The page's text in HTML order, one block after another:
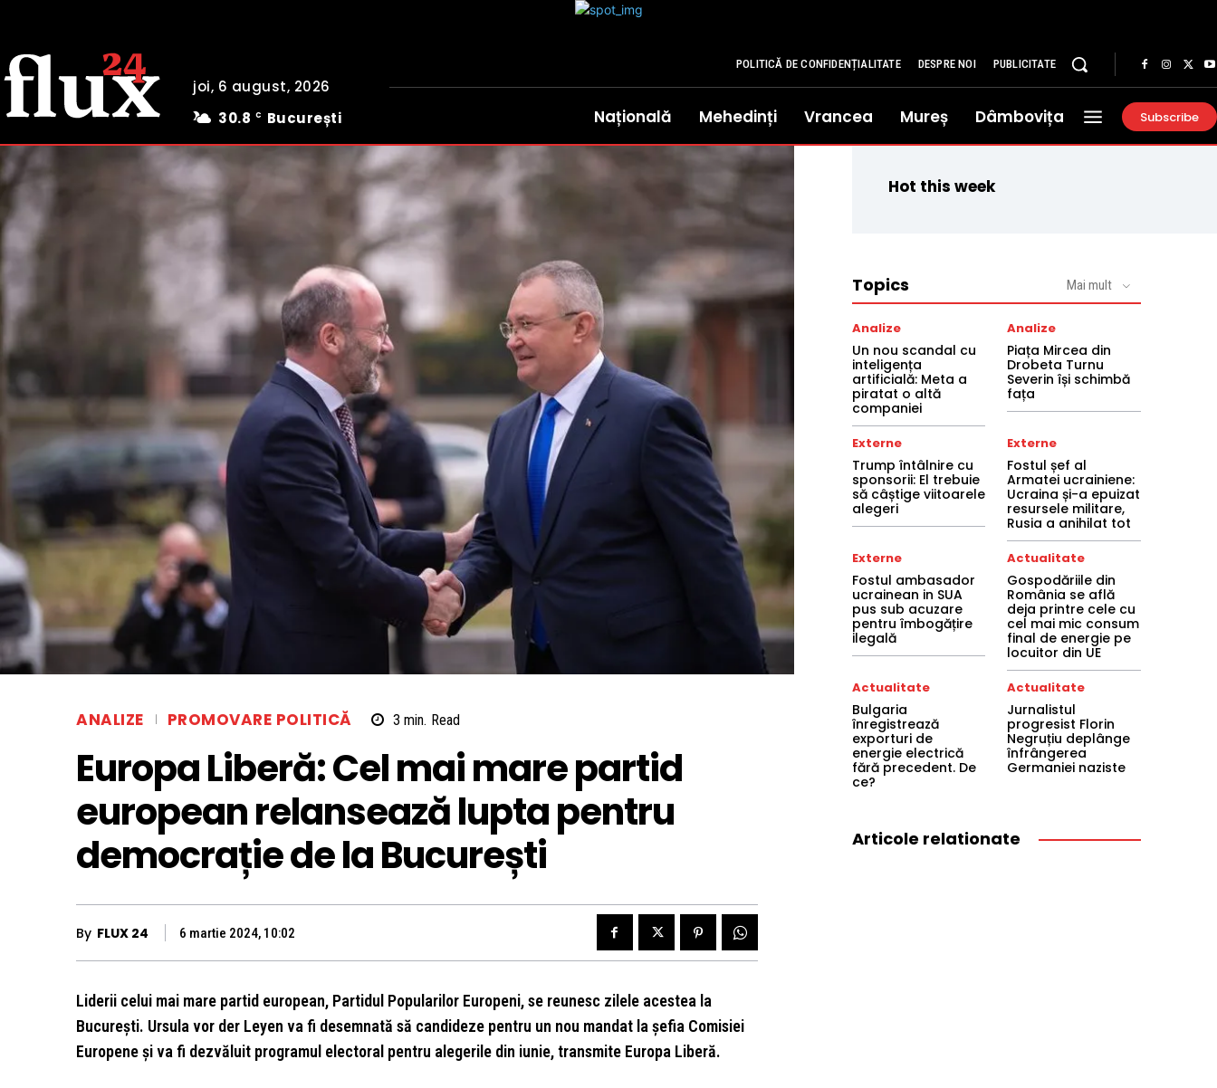
joi, 6 august, 2026
30.8 C București
POLITICĂ DE CONFIDENȚIALITATE DESPRE NOI PUBLICITATE
Națională Mehedinți Vrancea Mureș Dâmbovița Subscribe
ANALIZE PROMOVARE POLITICĂ 3 min. Read
Europa Liberă: Cel mai mare partid
european relansează lupta pentru
democrație de la București
By FLUX 24 6 martie 2024, 10:02
Liderii celui mai mare partid european, Partidul Popularilor Europeni, se reunesc zilele acestea la
București. Ursula vor der Leyen va fi desemnată să candideze pentru un nou mandat la șefia Comisiei
Europene și va fi dezvăluit programul electoral pentru alegerile din iunie, transmite Europa Liberă.
Hot this week
Topics Mai mult
Analize
Un nou scandal cu
inteligența
artificială: Meta a
piratat o altă
companiei
Analize
Piața Mircea din
Drobeta Turnu
Severin își schimbă
fața
Externe
Trump întâlnire cu
sponsorii: El trebuie
să câștige viitoarele
alegeri
Externe
Fostul șef al
Armatei ucrainiene:
Ucraina și-a epuizat
resursele militare,
Rusia a anihilat tot
Externe
Fostul ambasador
ucrainean in SUA
pus sub acuzare
pentru îmbogățire
ilegală
Actualitate
Gospodăriile din
România se află
deja printre cele cu
cel mai mic consum
final de energie pe
locuitor din UE
Actualitate
Bulgaria
înregistrează
exporturi de
energie electrică
fără precedent. De
ce?
Actualitate
Jurnalistul
progresist Florin
Negruțiu deplânge
înfrângerea
Germaniei naziste
Articole relationate